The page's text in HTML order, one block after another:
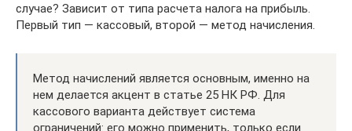
случае? Зависит от типа расчета налога на прибыль.
Первый тип — кассовый, второй — метод начисления.
Метод начислений является основным, именно на
нем делается акцент в статье 25 НК РФ. Для
кассового варианта действует система
ограничений: его можно применить, только если